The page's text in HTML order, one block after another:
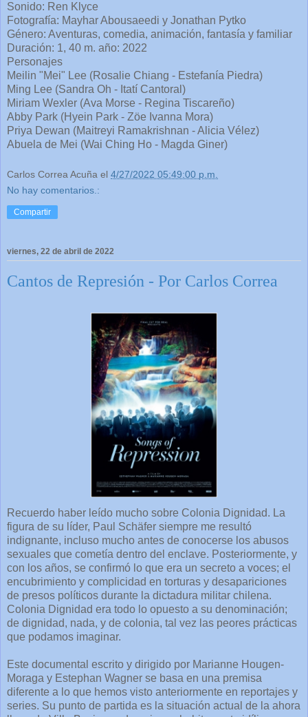
Sonido: Ren Klyce
Fotografía: Mayhar Abousaeedi y Jonathan Pytko
Género: Aventuras, comedia, animación, fantasía y familiar
Duración: 1, 40 m. año: 2022
Personajes
Meilin "Mei" Lee (Rosalie Chiang - Estefanía Piedra)
Ming Lee (Sandra Oh - Itatí Cantoral)
Miriam Wexler (Ava Morse - Regina Tiscareño)
Abby Park (Hyein Park - Zöe Ivanna Mora)
Priya Dewan (Maitreyi Ramakrishnan - Alicia Vélez)
Abuela de Mei (Wai Ching Ho - Magda Giner)
Carlos Correa Acuña el 4/27/2022 05:49:00 p.m.
No hay comentarios.:
Compartir
viernes, 22 de abril de 2022
Cantos de Represión - Por Carlos Correa
Recuerdo haber leído mucho sobre Colonia Dignidad. La
figura de su líder, Paul Schäfer siempre me resultó
indignante, incluso mucho antes de conocerse los abusos
sexuales que cometía dentro del enclave. Posteriormente, y
con los años, se confirmó lo que era un secreto a voces; el
encubrimiento y complicidad en torturas y desapariciones
de presos políticos durante la dictadura militar chilena.
Colonia Dignidad era todo lo opuesto a su denominación;
de dignidad, nada, y de colonia, tal vez las peores prácticas
que podamos imaginar.
Este documental escrito y dirigido por Marianne Hougen-
Moraga y Estephan Wagner se basa en una premisa
diferente a lo que hemos visto anteriormente en reportajes y
series. Su punto de partida es la situación actual de la ahora